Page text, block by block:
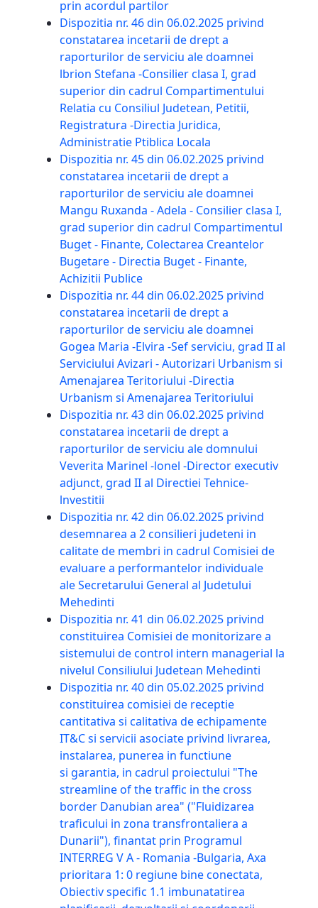
prin acordul partilor
Dispozitia nr. 46 din 06.02.2025 privind
constatarea incetarii de drept a
raporturilor de serviciu ale doamnei
lbrion Stefana -Consilier clasa I, grad
superior din cadrul Compartimentului
Relatia cu Consiliul Judetean, Petitii,
Registratura -Directia Juridica,
Administratie Ptiblica Locala
Dispozitia nr. 45 din 06.02.2025 privind
constatarea incetarii de drept a
raporturilor de serviciu ale doamnei
Mangu Ruxanda - Adela - Consilier clasa I,
grad superior din cadrul Compartimentul
Buget - Finante, Colectarea Creantelor
Bugetare - Directia Buget - Finante,
Achizitii Publice
Dispozitia nr. 44 din 06.02.2025 privind
constatarea incetarii de drept a
raporturilor de serviciu ale doamnei
Gogea Maria -Elvira -Sef serviciu, grad II al
Serviciului Avizari - Autorizari Urbanism si
Amenajarea Teritoriului -Directia
Urbanism si Amenajarea Teritoriului
Dispozitia nr. 43 din 06.02.2025 privind
constatarea incetarii de drept a
raporturilor de serviciu ale domnului
Veverita Marinel -lonel -Director executiv
adjunct, grad II al Directiei Tehnice-
lnvestitii
Dispozitia nr. 42 din 06.02.2025 privind
desemnarea a 2 consilieri judeteni in
calitate de membri in cadrul Comisiei de
evaluare a performantelor individuale
ale Secretarului General al Judetului
Mehedinti
Dispozitia nr. 41 din 06.02.2025 privind
constituirea Comisiei de monitorizare a
sistemului de control intern managerial la
nivelul Consiliului Judetean Mehedinti
Dispozitia nr. 40 din 05.02.2025 privind
constituirea comisiei de receptie
cantitativa si calitativa de echipamente
IT&C si servicii asociate privind livrarea,
instalarea, punerea in functiune
si garantia, in cadrul proiectului "The
streamline of the traffic in the cross
border Danubian area" ("Fluidizarea
traficului in zona transfrontaliera a
Dunarii"), finantat prin Programul
INTERREG V A - Romania -Bulgaria, Axa
prioritara 1: 0 regiune bine conectata,
Obiectiv specific 1.1 imbunatatirea